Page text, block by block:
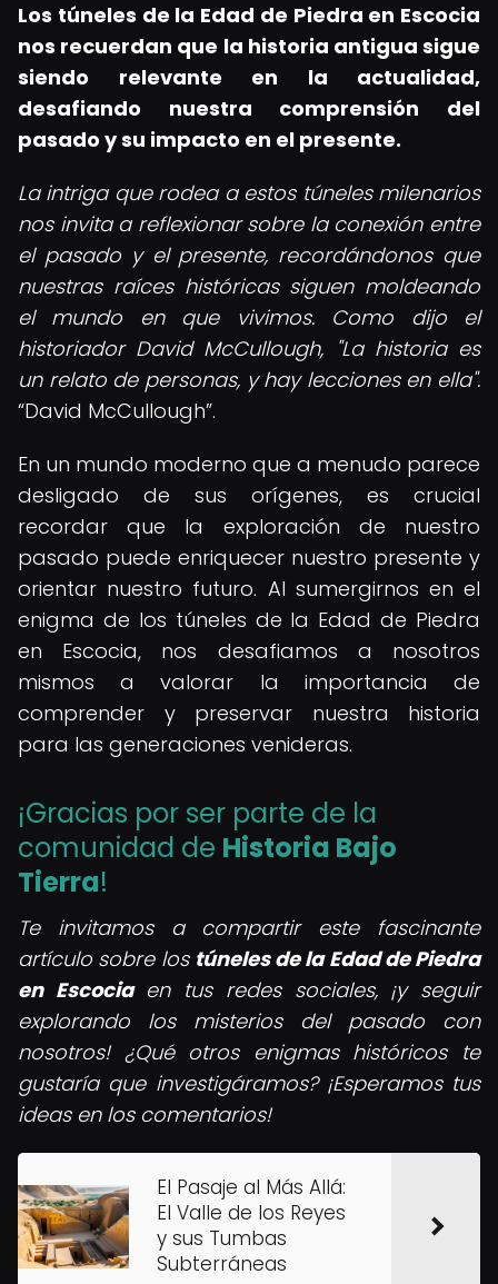
Los túneles de la Edad de Piedra en Escocia
nos recuerdan que la historia antigua sigue
siendo relevante en la actualidad,
desafiando nuestra comprensión del
pasado y su impacto en el presente.
La intriga que rodea a estos túneles milenarios
nos invita a reflexionar sobre la conexión entre
el pasado y el presente, recordándonos que
nuestras raíces históricas siguen moldeando
el mundo en que vivimos. Como dijo el
historiador David McCullough, "La historia es
un relato de personas, y hay lecciones en ella".
David McCullough .
En un mundo moderno que a menudo parece
desligado de sus orígenes, es crucial
recordar que la exploración de nuestro
pasado puede enriquecer nuestro presente y
orientar nuestro futuro. Al sumergirnos en el
enigma de los túneles de la Edad de Piedra
en Escocia, nos desafiamos a nosotros
mismos a valorar la importancia de
comprender y preservar nuestra historia
para las generaciones venideras.
¡Gracias por ser parte de la
comunidad de Historia Bajo
Tierra!
Te invitamos a compartir este fascinante
artículo sobre los túneles de la Edad de Piedra
en Escociaen tus redes sociales, ¡y seguir
explorando los misterios del pasado con
nosotros! ¿Qué otros enigmas históricos te
gustaría que investigáramos? ¡Esperamos tus
ideas en los comentarios!
El Pasaje al Más Allá:
El Valle de los Reyes
y sus Tumbas
Subterráneas